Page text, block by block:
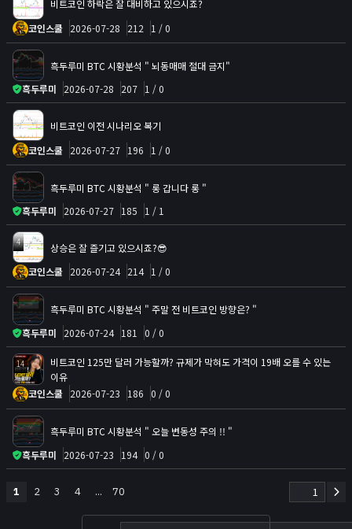
비트코인 하락은 잘 대비하고 있으시죠?
코인스쿨 2026-07-28 212 1 / 0
흑두루미 BTC 시황분석 " 뇌동매매 절대 금지"
흑두루미
2026-07-28 207 1 / 0
비트코인 이전 시나리오 복기
코인스쿨 2026-07-27 196 1 / 0
흑두루미 BTC 시황분석 " 롱 갑니다 롱 "
흑두루미
2026-07-27 185 1 / 1
4
상승은 잘 즐기고 있으시죠?😎
코인스쿨 2026-07-24 214 1 / 0
흑두루미 BTC 시황분석 " 주말 전 비트코인 방향은? "
흑두루미
2026-07-24 181 0 / 0
14
비트코인 125만 달러 가능할까? 규제가 막혀도 가격이 19배 오를 수 있는
이유
코인스쿨 2026-07-23 186 0 / 0
흑두루미 BTC 시황분석 " 오늘 변동성 주의 !! "
흑두루미
2026-07-23 194 0 / 0
1 2 3 4 ... 70